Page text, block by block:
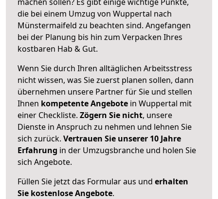
die bei einem Umzug von Wuppertal nach
Münstermaifeld zu beachten sind. Angefangen
bei der Planung bis hin zum Verpacken Ihres
kostbaren Hab & Gut.
Wenn Sie durch Ihren alltäglichen Arbeitsstress
nicht wissen, was Sie zuerst planen sollen, dann
übernehmen unsere Partner für Sie und stellen
Ihnen kompetente Angebote in Wuppertal mit
einer Checkliste. Zögern Sie nicht, unsere
Dienste in Anspruch zu nehmen und lehnen Sie
sich zurück. Vertrauen Sie unserer 10 Jahre
Erfahrung in der Umzugsbranche und holen Sie
sich Angebote.
Füllen Sie jetzt das Formular aus und erhalten
Sie kostenlose Angebote.